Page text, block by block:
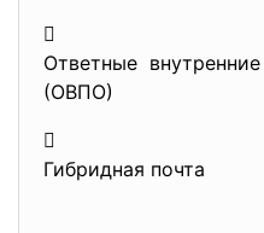

Ответные
(ОВПО)

Гибридная почта